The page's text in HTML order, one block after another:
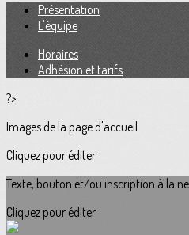
Présentation
L'équipe
Horaires
Adhésion et tarifs
?>
Images de la page d'accueil
Cliquez pour éditer
Texte, bouton et/ou inscription à la
Cliquez pour éditer